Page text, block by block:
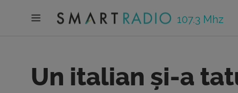
107.3 Mhz
Un italian și-a